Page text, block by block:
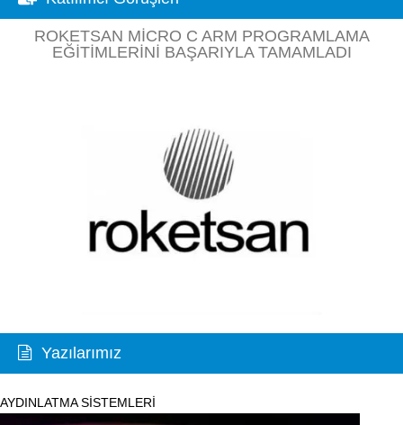
ROKETSAN MICRO C ARM PROGRAMLAMA
EĞITIMLERINI BAŞARIYLA TAMAMLADI
Yazılarımız
AYDINLATMA SİSTEMLERİ